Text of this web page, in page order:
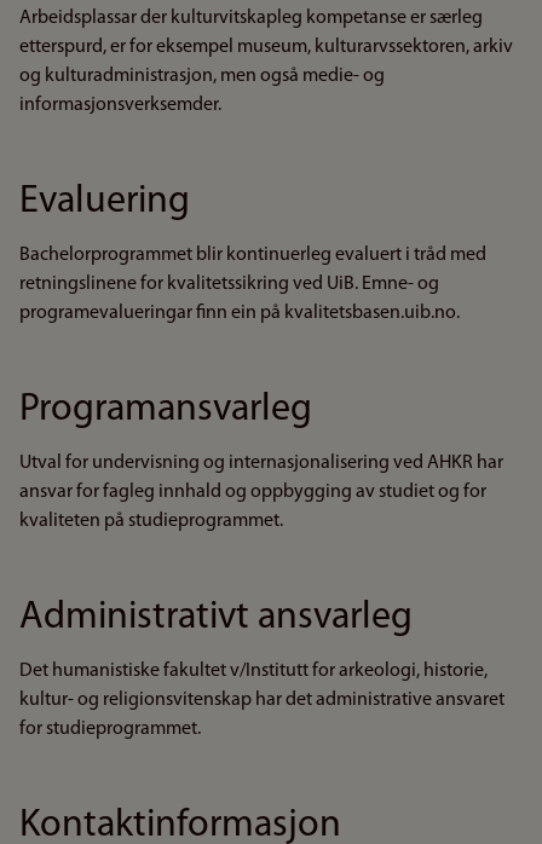
Arbeidsplassar der kulturvitskapleg kompetanse er særleg
etterspurd, er for eksempel museum, kulturarvssektoren, arkiv
og kulturadministrasjon, men også medie- og
informasjonsverksemder.
Evaluering
Bachelorprogrammet blir kontinuerleg evaluert i tråd med
retningslinene for kvalitetssikring ved UiB. Emne- og
programevalueringar finn ein på kvalitetsbasen.uib.no.
Programansvarleg
Utval for undervisning og internasjonalisering ved AHKR har
ansvar for fagleg innhald og oppbygging av studiet og for
kvaliteten på studieprogrammet.
Administrativt ansvarleg
Det humanistiske fakultet v/Institutt for arkeologi, historie,
kultur- og religionsvitenskap har det administrative ansvaret
for studieprogrammet.
Kontaktinformasjon